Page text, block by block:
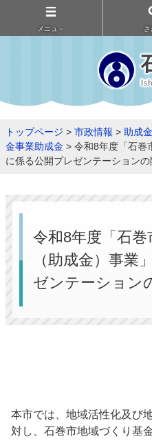
メニュ－
トップページ > 市政情報 > 助成
金事業助成金 > 令和8年度「石巻
に係る公開プレゼンテーション
令和8年度「石
（助成金）事業
ゼンテーション
本市では、地域活性化及び
対し、石巻市地域づくり基